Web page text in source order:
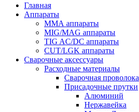
Главная
Аппараты
ММА аппараты
MIG/MAG аппараты
TIG AC/DC аппараты
CUT/LGK аппараты
Сварочные аксессуары
Расходные материалы
Сварочная проволока
Присадочные прутки
Алюминий
Нержавейка